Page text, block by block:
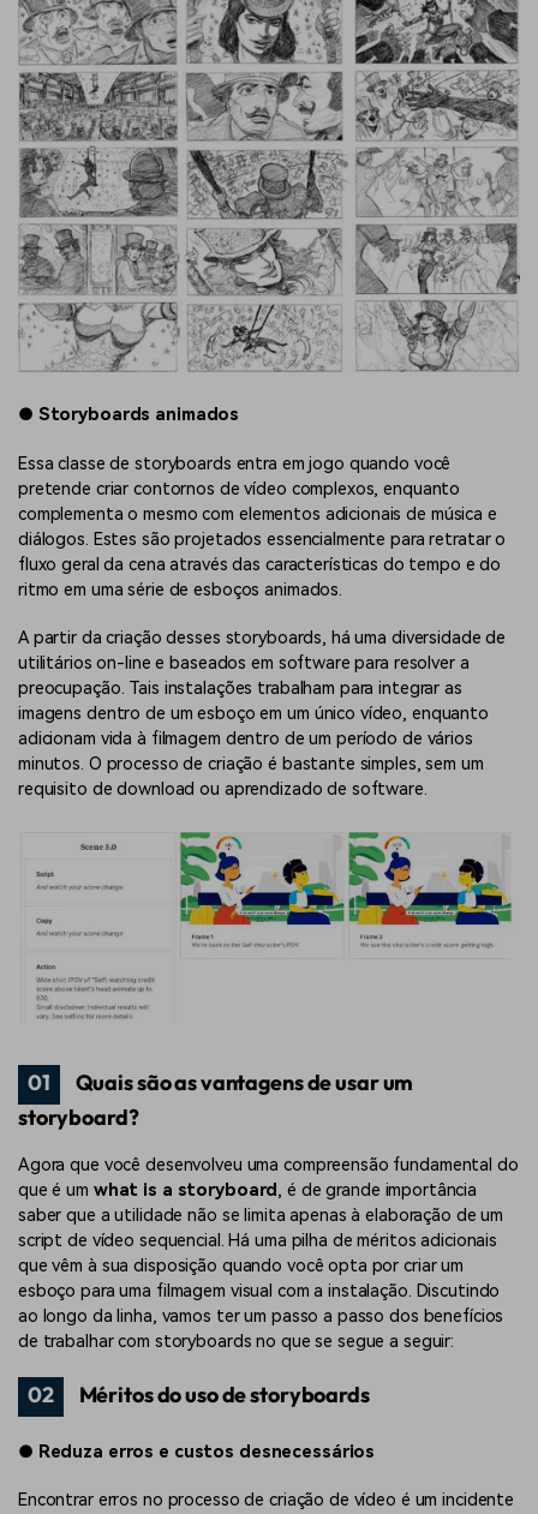
● Storyboards animados
Essa classe de storyboards entra em jogo quando você
pretende criar contornos de vídeo complexos, enquanto
complementa o mesmo com elementos adicionais de música e
diálogos. Estes são projetados essencialmente para retratar o
fluxo geral da cena através das características do tempo e do
ritmo em uma série de esboços animados.
A partir da criação desses storyboards, há uma diversidade de
utilitários on-line e baseados em software para resolver a
preocupação. Tais instalações trabalham para integrar as
imagens dentro de um esboço em um único vídeo, enquanto
adicionam vida à filmagem dentro de um período de vários
minutos. O processo de criação é bastante simples, sem um
requisito de download ou aprendizado de software.
01
Quais são as vantagens de usar um
storyboard?
Agora que você desenvolveu uma compreensão fundamental do
que é um what is a storyboard , é de grande importância
saber que a utilidade não se limita apenas à elaboração de um
script de vídeo sequencial. Há uma pilha de méritos adicionais
que vêm à sua disposição quando você opta por criar um
esboço para uma filmagem visual com a instalação. Discutindo
ao longo da linha, vamos ter um passo a passo dos benefícios
de trabalhar com storyboards no que se segue a seguir:
02 Méritos do uso de storyboards
● Reduza erros e custos desnecessários
Encontrar erros no processo de criação de vídeo é um incidente